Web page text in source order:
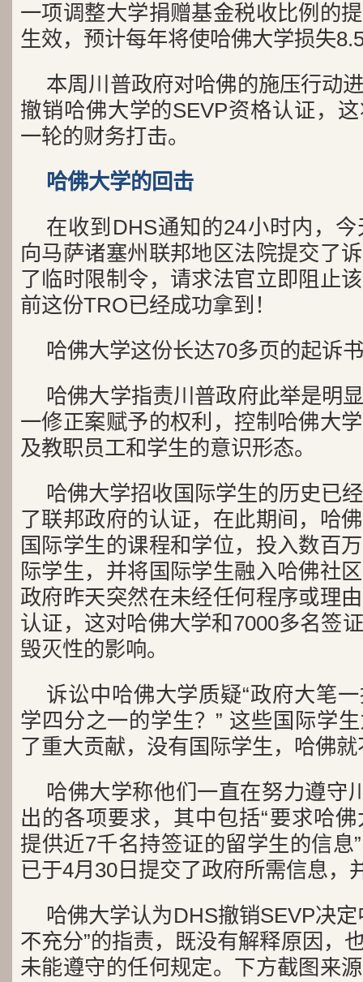
一项调整大学捐赠基金税收比例的
生效，预计每年将使哈佛大学损失
本周川普政府对哈佛的施压行动
撤销哈佛大学的SEVP资格认证，
一轮的财务打击。
哈佛大学的回击
在收到DHS通知的24小时内，
向马萨诸塞州联邦地区法院提交了
了临时限制令，请求法官立即阻止
前这份TRO已经成功拿到！
哈佛大学这份长达70多页的起诉
哈佛大学指责川普政府此举是明
一修正案赋予的权利，控制哈佛大
及教职员工和学生的意识形态。
哈佛大学招收国际学生的历史已
了联邦政府的认证，在此期间，哈
国际学生的课程和学位，投入数百
际学生，并将国际学生融入哈佛社
政府昨天突然在未经任何程序或理
认证，这对哈佛大学和7000多名签
毁灭性的影响。
诉讼中哈佛大学质疑“政府大笔
学四分之一的学生？” 这些国际学
了重大贡献，没有国际学生，哈佛
哈佛大学称他们一直在努力遵守
出的各项要求，其中包括“要求哈
提供近7千名持签证的留学生的信息
已于4月30日提交了政府所需信息，
哈佛大学认为DHS撤销SEVP决
不充分”的指责，既没有解释原因，
未能遵守的任何规定。下方截图来